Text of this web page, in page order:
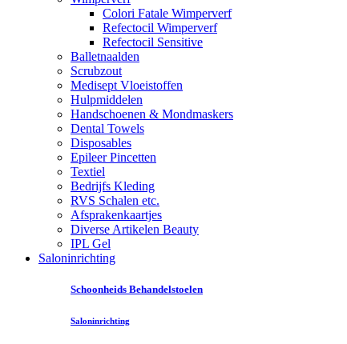
Colori Fatale Wimperverf
Refectocil Wimperverf
Refectocil Sensitive
Balletnaalden
Scrubzout
Medisept Vloeistoffen
Hulpmiddelen
Handschoenen & Mondmaskers
Dental Towels
Disposables
Epileer Pincetten
Textiel
Bedrijfs Kleding
RVS Schalen etc.
Afsprakenkaartjes
Diverse Artikelen Beauty
IPL Gel
Saloninrichting
Schoonheids Behandelstoelen
Saloninrichting